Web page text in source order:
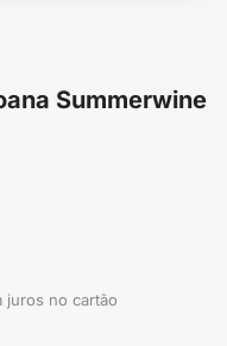
Summerwine
juros no cartão